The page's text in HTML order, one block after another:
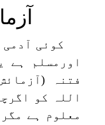
کوئی
اورمسلم ہے
فتنہ
اللہ کو
معلوم ہے